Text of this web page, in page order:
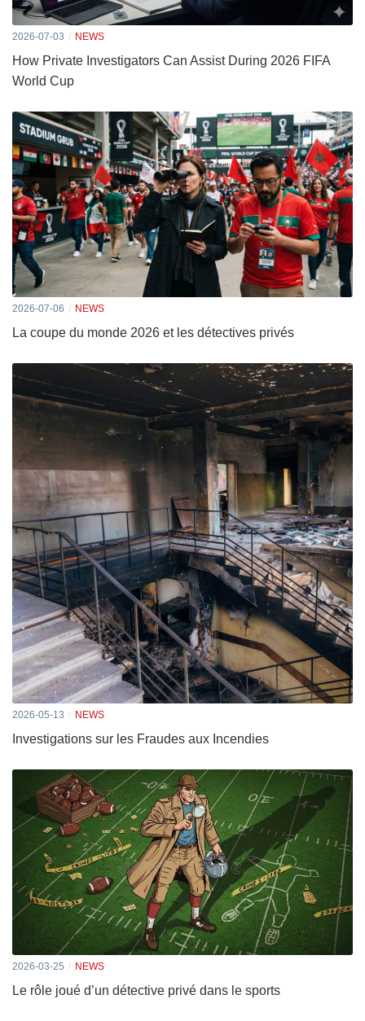
2026-07-03 NEWS
How Private Investigators Can Assist During 2026 FIFA
World Cup
2026-07-06 NEWS
La coupe du monde 2026 et les détectives privés
2026-05-13 NEWS
Investigations sur les Fraudes aux Incendies
2026-03-25 NEWS
Le rôle joué d’un détective privé dans le sports